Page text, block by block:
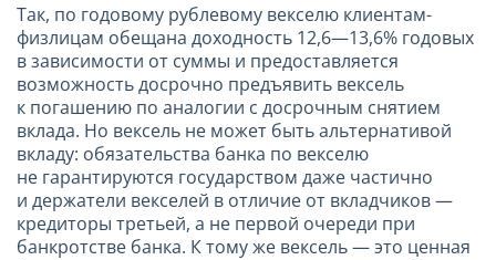
Так, по годовому рублевому векселю клиентам-
физлицам обещана доходность 12,6—13,6% годовых
в зависимости от суммы и предоставляется
возможность досрочно предъявить вексель
к погашению по аналогии с досрочным снятием
вклада. Но вексель не может быть альтернативой
вкладу: обязательства банка по векселю
не гарантируются государством даже частично
и держатели векселей в отличие от вкладчиков —
кредиторы третьей, а не первой очереди при
банкротстве банка. К тому же вексель — это ценная